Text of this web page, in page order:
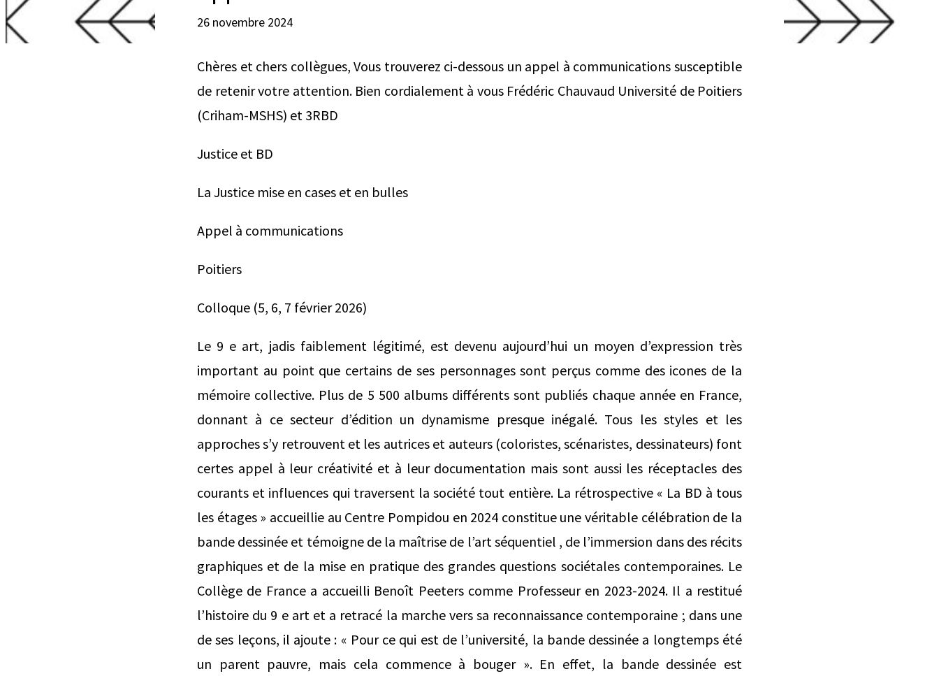
26 novembre 2024
Chères et chers collègues, Vous trouverez ci-dessous un appel à communications susceptible
de retenir votre attention. Bien cordialement à vous Frédéric Chauvaud Université de Poitiers
(Criham-MSHS) et 3RBD
Justice et BD
La Justice mise en cases et en bulles
Appel à communications
Poitiers
Colloque (5, 6, 7 février 2026)
Le 9 e art, jadis faiblement légitimé, est devenu aujourd’hui un moyen d’expression très
important au point que certains de ses personnages sont perçus comme des icones de la
mémoire collective. Plus de 5 500 albums différents sont publiés chaque année en France,
donnant à ce secteur d’édition un dynamisme presque inégalé. Tous les styles et les
approches s’y retrouvent et les autrices et auteurs (coloristes, scénaristes, dessinateurs) font
certes appel à leur créativité et à leur documentation mais sont aussi les réceptacles des
courants et influences qui traversent la société tout entière. La rétrospective « La BD à tous
les étages » accueillie au Centre Pompidou en 2024 constitue une véritable célébration de la
bande dessinée et témoigne de la maîtrise de l’art séquentiel , de l’immersion dans des récits
graphiques et de la mise en pratique des grandes questions sociétales contemporaines. Le
Collège de France a accueilli Benoît Peeters comme Professeur en 2023-2024. Il a restitué
l’histoire du 9 e art et a retracé la marche vers sa reconnaissance contemporaine ; dans une
de ses leçons, il ajoute : « Pour ce qui est de l’université, la bande dessinée a longtemps été
un parent pauvre, mais cela commence à bouger ». En effet, la bande dessinée est